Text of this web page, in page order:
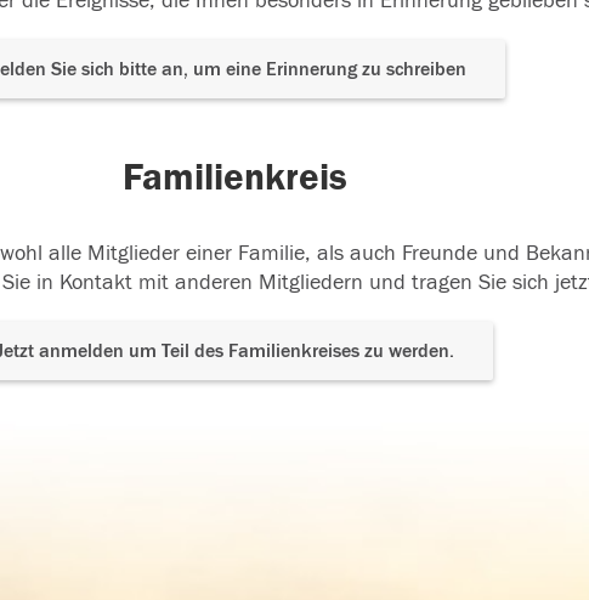
Sie sich bitte an, um eine Erinnerung zu schreiben
Familienkreis
alle Mitglieder einer Familie, als auch Freunde und
in Kontakt mit anderen Mitgliedern und tragen Sie sich
anmelden um Teil des Familienkreises zu werden.